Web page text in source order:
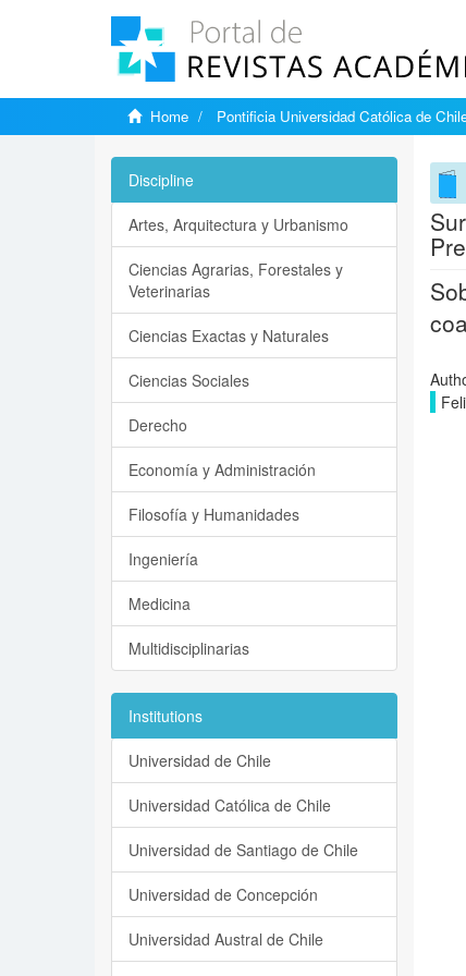
Home Pontificia Universidad Católica de
Discipline
Artes, Arquitectura y Urbanismo
Ciencias Agrarias, Forestales y
Veterinarias
Ciencias Exactas y Naturales
Ciencias Sociales
Derecho
Economía y Administración
Filosofía y Humanidades
Ingeniería
Medicina
Multidisciplinarias
Institutions
Universidad de Chile
Universidad Católica de Chile
Universidad de Santiago de Chile
Universidad de Concepción
Universidad Austral de Chile